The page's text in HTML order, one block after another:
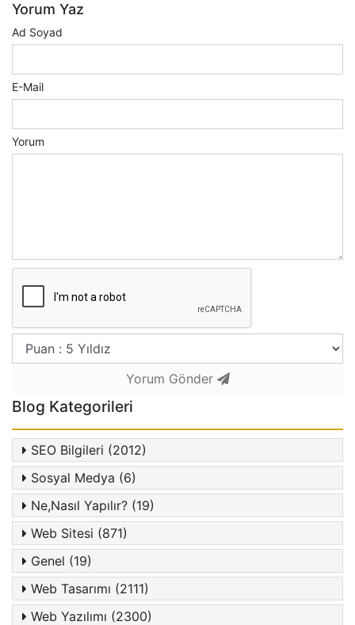
Yorum Yaz
Ad Soyad
E-Mail
Yorum
Yorum Gönder
Blog Kategorileri
SEO Bilgileri (2012)
Sosyal Medya (6)
Ne,Nasıl Yapılır? (19)
Web Sitesi (871)
Genel (19)
Web Tasarımı (2111)
Web Yazılımı (2300)